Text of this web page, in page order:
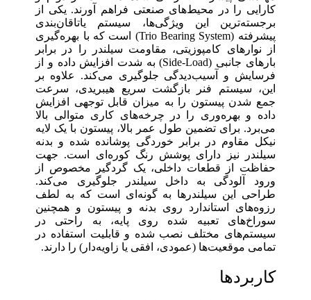
کارایی را در محیط‌های صنعتی فراهم آورند. یکی از
برجسته‌ترین این ویژگی‌ها، سیستم یاتاقان‌بندی
پیشرفته (Trio Bearing System) است که با بهره‌گیری
از نوارهای کامپوزیتی، مقاومت سیلندر را در برابر
بارهای جانبی (Side-Load) به شدت افزایش داده و از
فرسایش و آسیب‌دیدگی جلوگیری می‌کند. علاوه بر
این، سیستم فنر بازگشت سریع هیبریدی، سرعت
جمع شدن پیستون را به میزان قابل توجهی افزایش
داده و بهره‌وری را در چرخه‌های کاری متوالی بالا
می‌برد. برای تضمین طول عمر بالا، پیستون با یک لایه
نیکل مقاوم در برابر خوردگی پوشانده شده و بدنه
سیلندر نیز دارای پوشش رنگ کوره‌ای است. جهت
حفاظت از قطعات داخلی، یک گردگیر مخصوص از
ورود آلودگی به داخل سیلندر جلوگیری می‌کند.
طراحی این سیلندرها به گونه‌ای است که به لطف
رزوه‌های استاندارد روی بدنه و پیستون و همچنین
سوراخ‌های تعبیه شده روی پایه، به راحتی در
سیستم‌های مختلف نصب شده و قابلیت استفاده در
تمامی موقعیت‌ها (عمودی، افقی یا زاویه‌دار) را دارند.
کاربردها